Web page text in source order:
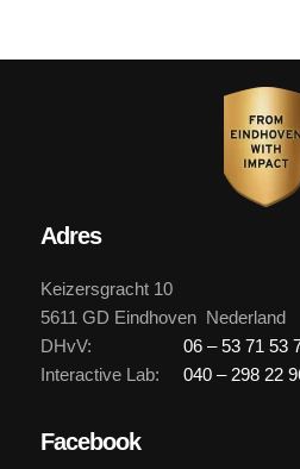
Adres
Keizersgracht 10
5611 GD Eindhoven Nederland
DHvV:
06 – 53 71 53
Interactive Lab:
040 – 298 22
Facebook